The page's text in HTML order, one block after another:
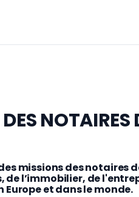
NOTAIRES
missions des notaires
l’immobilier, de
et dans le monde.